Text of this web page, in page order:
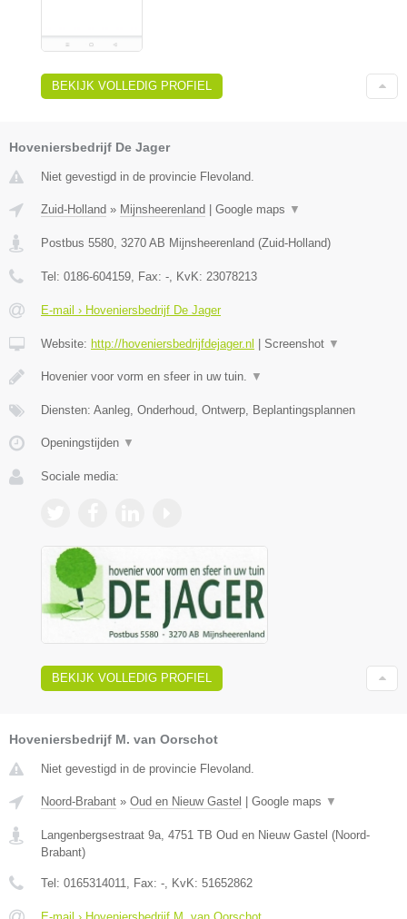
BEKIJK VOLLEDIG PROFIEL
Hoveniersbedrijf De Jager
Niet gevestigd in de provincie Flevoland.
Zuid-Holland » Mijnsheerenland | Google maps ▼
Postbus 5580 3270 AB Mijnsheerenland (Zuid-Holland)
Tel: 0186-604159 , Fax: - , KvK: 23078213
E-mail › Hoveniersbedrijf De Jager
Website: http://hoveniersbedrijfdejager.nl | Screenshot ▼
Hovenier voor vorm en sfeer in uw tuin. ▼
Diensten: Aanleg, Onderhoud, Ontwerp, Beplantingsplannen
Openingstijden ▼
Sociale media:
BEKIJK VOLLEDIG PROFIEL
Hoveniersbedrijf M. van Oorschot
Niet gevestigd in de provincie Flevoland.
Noord-Brabant » Oud en Nieuw Gastel Google maps ▼
Langenbergsestraat 9a 4751 TB Oud en Nieuw Gastel (Noord-
Brabant)
Tel: 0165314011 , Fax: - , KvK: 51652862